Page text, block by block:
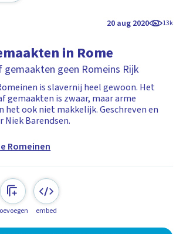
20 aug 2020 13k
in Rome
geen Romeins Rijk
is slavernij heel gewoon. Het
gemaakten is zwaar, maar arme
het ook niet makkelijk. Geschreven en
Niek Barendsen.
Romeinen
embed